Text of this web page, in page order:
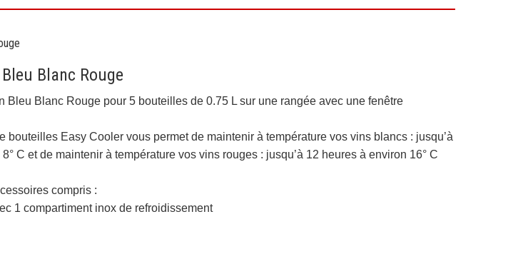
Blanc Rouge
Bleu Blanc Rouge pour 5 bouteilles de 0.75 L sur une rangée avec une fenêtre
bouteilles Easy Cooler vous permet de maintenir à température vos vins blancs : jusqu’à
C et de maintenir à température vos vins rouges : jusqu’à 12 heures à environ 16° C
compris :
1 compartiment inox de refroidissement